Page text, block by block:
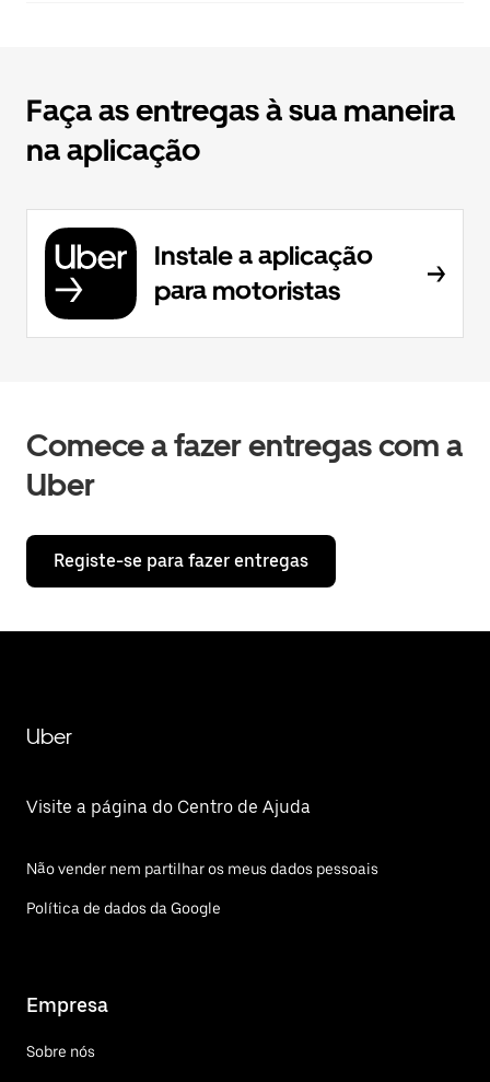
Faça as entregas à sua maneira
na aplicação
Instale a aplicação
para motoristas
Comece a fazer entregas com a
Uber
Registe-se para fazer entregas
Uber
Visite a página do Centro de Ajuda
Não vender nem partilhar os meus dados pessoais
Política de dados da Google
Empresa
Sobre nós